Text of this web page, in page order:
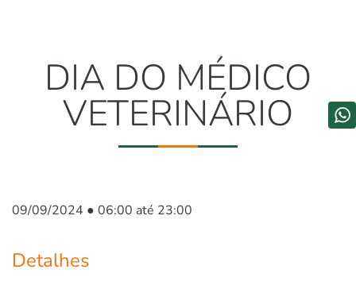
DIA DO MÉDICO
VETERINÁRIO
09/09/2024 ● 06:00 até 23:00
Detalhes